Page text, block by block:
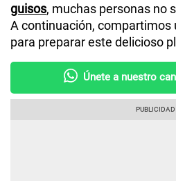
guisos, muchas personas no
A continuación, compartimos
para preparar este delicioso
Únete a nuestro